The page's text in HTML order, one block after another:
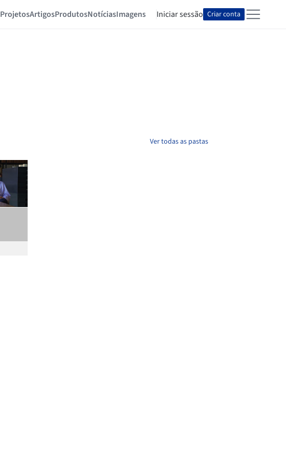
ProjetosArtigosProdutosNotíciasImagens Iniciar sessão Criar conta
Ver todas as pastas